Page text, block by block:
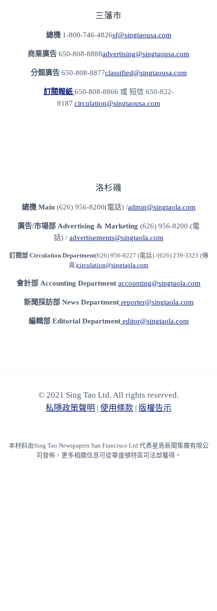
三藩市
總機1-800-746-4826sf@singtaousa.com
商業廣告 650-808-8888advertising@singtaousa.com
分類廣告650-808-8877classified@singtaousa.com
訂閱報紙 650-808-8866 或 短信 650-822-
8187 circulation@singtaousa.com
洛杉磯
總機 Main(626) 956-8200(電話) /admin@singtaola.com
廣告/市場部 Advertising & Marketing (626) 956-8200 (電
話) / advertisements@singtaola.com
訂閱部 Circulation Department(626) 956-8227 (電話) /(626) 239-3323 (傳
真)circulation@singtaola.com
會計部 Accounting Department accounting@singtaola.com
新聞採訪部 News Department reporter@singtaola.com
編輯部 Editorial Department editor@singtaola.com
© 2021 Sing Tao Ltd. All rights reserved.
私隱政策聲明
使⽤條款 版權告⽰
本材料由Sing Tao Newspapers San Francisco Ltd.代表星島新聞集團有限公
司發佈，更多相關信息可從華盛頓特區司法部獲得。